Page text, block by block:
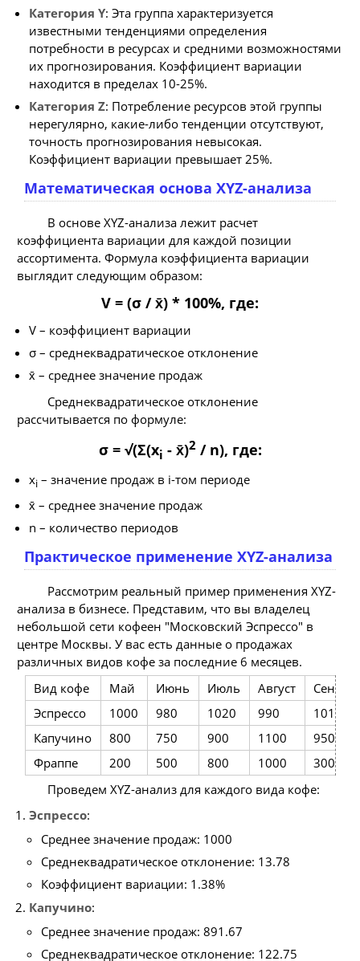
Категория Y: Эта группа характеризуется
известными тенденциями определения
потребности в ресурсах и средними возможностями
их прогнозирования. Коэффициент вариации
находится в пределах 10-25%.
Категория Z: Потребление ресурсов этой группы
нерегулярно, какие-либо тенденции отсутствуют,
точность прогнозирования невысокая.
Коэффициент вариации превышает 25%.
Математическая основа XYZ-анализа
В основе XYZ-анализа лежит расчет
коэффициента вариации для каждой позиции
ассортимента. Формула коэффициента вариации
выглядит следующим образом:
V = (σ / x̄) * 100%, где:
V – коэффициент вариации
σ – среднеквадратическое отклонение
x̄ – среднее значение продаж
Среднеквадратическое отклонение
рассчитывается по формуле:
σ = √(Σ(xi - x̄)2/ n), где:
xi – значение продаж в i-том периоде
x̄ – среднее значение продаж
n – количество периодов
Практическое применение XYZ-анализа
Рассмотрим реальный пример применения XYZ-
анализа в бизнесе. Представим, что вы владелец
небольшой сети кофеен "Московский Эспрессо" в
центре Москвы. У вас есть данные о продажах
различных видов кофе за последние 6 месяцев.
Вид кофе
Май Июнь Июль Август
Эспрессо
1000 980 1020 990
1010
Капучино
800 750 900 1100
950
Фраппе
200 500 800 1000
300
Проведем XYZ-анализ для каждого вида кофе:
Эспрессо:
Среднее значение продаж: 1000
Среднеквадратическое отклонение: 13.78
Коэффициент вариации: 1.38%
Капучино:
Среднее значение продаж: 891.67
Среднеквадратическое отклонение: 122.75